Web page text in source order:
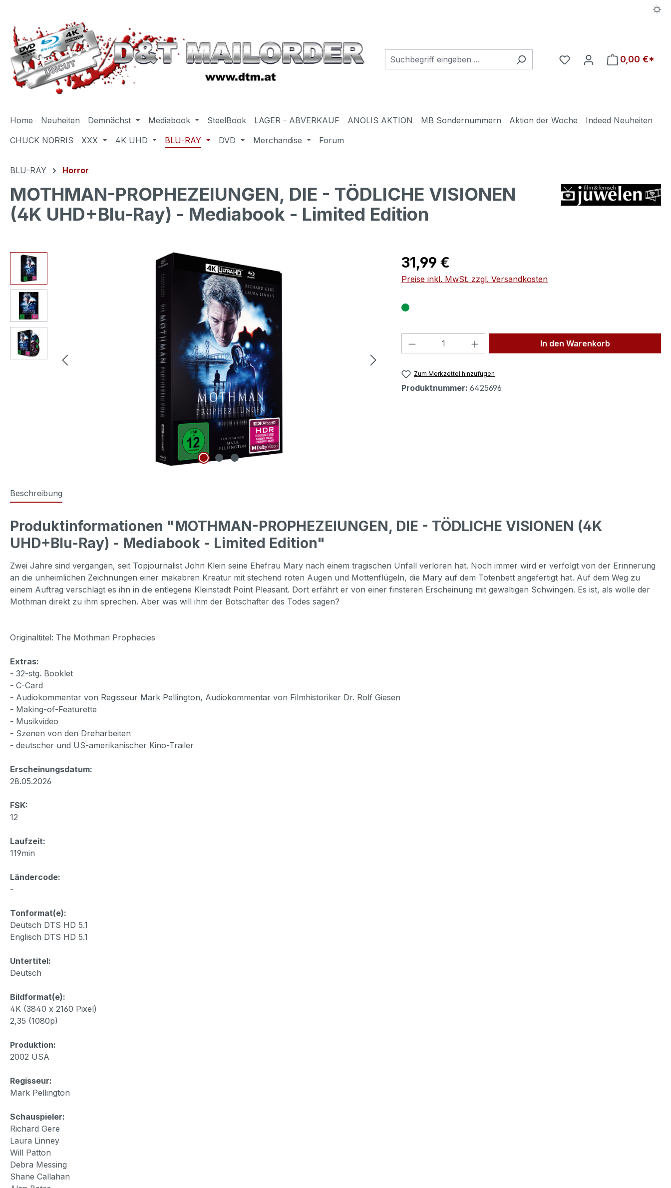
Du hast 0 Produkte auf
0,00 €*
Home Neuheiten Demnächst Mediabook SteelBook LAGER - ABVERKAUF ANOLIS AKTION MB Sondernummern Aktion der Woche
Indeed Neuheiten
CHUCK NORRIS
XXX 4K UHD BLU-RAY DVD Merchandise Forum
BLU-RAY Horror
MOTHMAN-PROPHEZEIUNGEN, DIE - TÖDLICHE VISIONEN
(4K UHD+Blu-Ray) - Mediabook - Limited Edition
Bildergalerie überspringen Regulärer Preis:
31,99 €
Preise inkl. MwSt. zzgl. Versandkosten
Produkt Anzahl: Gib den gewünschten Wert
In den Warenkorb
Zum Merkzettel hinzufügen
Produktnummer: 6425696
Beschreibung
Produktinformationen "MOTHMAN-PROPHEZEIUNGEN, DIE - TÖDLICHE VISIONEN (4K
UHD+Blu-Ray) - Mediabook - Limited Edition"
Zwei Jahre sind vergangen, seit Topjournalist John Klein seine Ehefrau Mary nach einem tragischen Unfall verloren hat. Noch immer wird er verfolgt von der Erinnerung
an die unheimlichen Zeichnungen einer makabren Kreatur mit stechend roten Augen und Mottenflügeln, die Mary auf dem Totenbett angefertigt hat. Auf dem Weg zu
einem Auftrag verschlägt es ihn in die entlegene Kleinstadt Point Pleasant. Dort erfährt er von einer finsteren Erscheinung mit gewaltigen Schwingen. Es ist, als wolle der
Mothman direkt zu ihm sprechen. Aber was will ihm der Botschafter des Todes sagen?
Originaltitel: The Mothman Prophecies
Extras:
- 32-stg. Booklet
- C-Card
- Audiokommentar von Regisseur Mark Pellington, Audiokommentar von Filmhistoriker Dr. Rolf Giesen
- Making-of-Featurette
- Musikvideo
- Szenen von den Dreharbeiten
- deutscher und US-amerikanischer Kino-Trailer
Erscheinungsdatum:
28.05.2026
FSK:
12
Laufzeit:
119min
Ländercode:
-
Tonformat(e):
Deutsch DTS HD 5.1
Englisch DTS HD 5.1
Untertitel:
Deutsch
Bildformat(e):
4K (3840 x 2160 Pixel)
2,35 (1080p)
Produktion:
2002 USA
Regisseur:
Mark Pellington
Schauspieler:
Richard Gere
Laura Linney
Will Patton
Debra Messing
Shane Callahan